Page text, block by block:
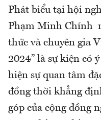
Phát biểu tại hội
Phạm Minh Chính
thức và chuyên gia
2024” là sự kiện có
hiện sự quan tâm
đồng thời khẳng
góp của cộng đồng